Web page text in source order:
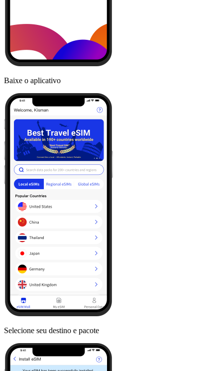
Baixe o aplicativo
Selecione seu destino e pacote